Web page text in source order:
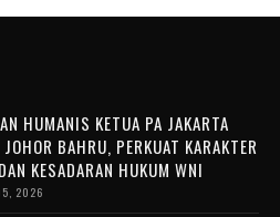
HUMANIS KETUA PA JAKARTA
BAHRU, PERKUAT KARAKTER
KESADARAN HUKUM WNI
2026